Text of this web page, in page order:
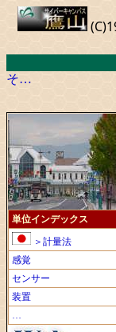
そ…
単位インデックス
＞計量法
感覚
センサー
装置
…